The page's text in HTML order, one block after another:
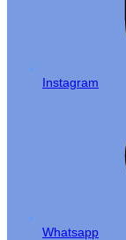
Instagram
Whatsapp